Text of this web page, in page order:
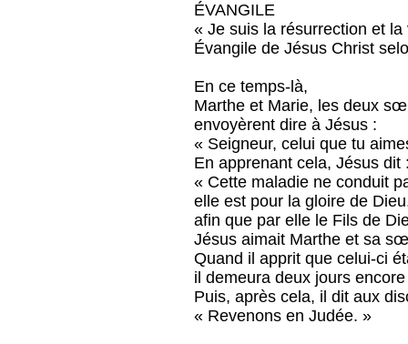
ÉVANGILE
« Je suis la résurrection et
Évangile de Jésus Christ
En ce temps-là,
Marthe et Marie, les deux
envoyèrent dire à Jésus :
« Seigneur, celui que tu
En apprenant cela, Jésus dit
« Cette maladie ne conduit
elle est pour la gloire de
afin que par elle le Fils de
Jésus aimait Marthe et sa
Quand il apprit que celui-ci
il demeura deux jours
Puis, après cela, il dit aux
« Revenons en Judée. »